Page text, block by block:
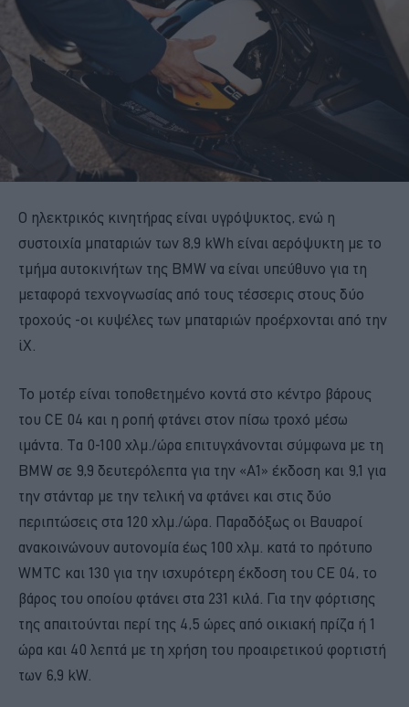
Ο ηλεκτρικός κινητήρας είναι υγρόψυκτος, ενώ η
συστοιχία μπαταριών των 8,9 kWh είναι αερόψυκτη με το
τμήμα αυτοκινήτων της BMW να είναι υπεύθυνο για τη
μεταφορά τεχνογνωσίας από τους τέσσερις στους δύο
τροχούς -οι κυψέλες των μπαταριών προέρχονται από την
iX.
Το μοτέρ είναι τοποθετημένο κοντά στο κέντρο βάρους
του CE 04 και η ροπή φτάνει στον πίσω τροχό μέσω
ιμάντα. Τα 0-100 χλμ./ώρα επιτυγχάνονται σύμφωνα με τη
BMW σε 9,9 δευτερόλεπτα για την «Α1» έκδοση και 9,1 για
την στάνταρ με την τελική να φτάνει και στις δύο
περιπτώσεις στα 120 χλμ./ώρα. Παραδόξως οι Βαυαροί
ανακοινώνουν αυτονομία έως 100 χλμ. κατά το πρότυπο
WMTC και 130 για την ισχυρότερη έκδοση του CE 04, το
βάρος του οποίου φτάνει στα 231 κιλά. Για την φόρτισης
της απαιτούνται περί της 4,5 ώρες από οικιακή πρίζα ή 1
ώρα και 40 λεπτά με τη χρήση του προαιρετικού φορτιστή
των 6,9 kW.